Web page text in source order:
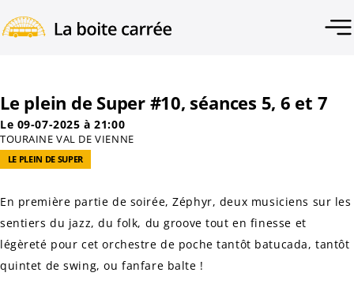
Le plein de Super #10, séances 5, 6 et 7
Le 09-07-2025 à 21:00
TOURAINE VAL DE VIENNE
LE PLEIN DE SUPER
En première partie de soirée,Zéphyr, deux musiciens sur les
sentiers du jazz, du folk, du groove tout en finesse et
légèreté pour cet orchestre de poche tantôt batucada, tantôt
quintet de swing, ou fanfare balte !